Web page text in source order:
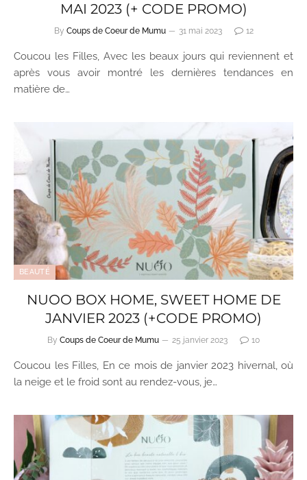
MAI 2023 (+ CODE PROMO)
By Coups de Coeur de Mumu 31 mai 2023 12
Coucou les Filles, Avec les beaux jours qui reviennent et
après vous avoir montré les dernières tendances en
matière de…
BEAUTÉ
NUOO BOX HOME, SWEET HOME DE
JANVIER 2023 (+CODE PROMO)
By Coups de Coeur de Mumu 25 janvier 2023 10
Coucou les Filles, En ce mois de janvier 2023 hivernal, où
la neige et le froid sont au rendez-vous, je…